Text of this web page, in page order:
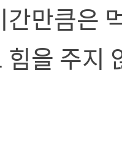
간만큼은
힘을 주지